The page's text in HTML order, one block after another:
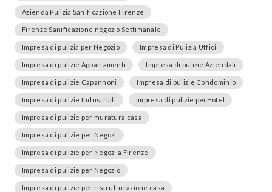
Azienda Pulizia Sanificazione Firenze
Firenze Sanificazione negozio Settimanale
Impresa di pulizia per Negozio Impresa di Pulizia Uffici
Impresa di pulizie Appartamenti Impresa di pulizie Aziendali
Impresa di pulizie Capannoni Impresa di pulizie Condominio
Impresa di pulizie Industriali Impresa di pulizie perHotel
Impresa di pulizie per muratura casa
Impresa di pulizie per Negozi
Impresa di pulizie per Negozi a Firenze
Impresa di pulizie per Negozio
Impresa di pulizie per ristrutturazione casa